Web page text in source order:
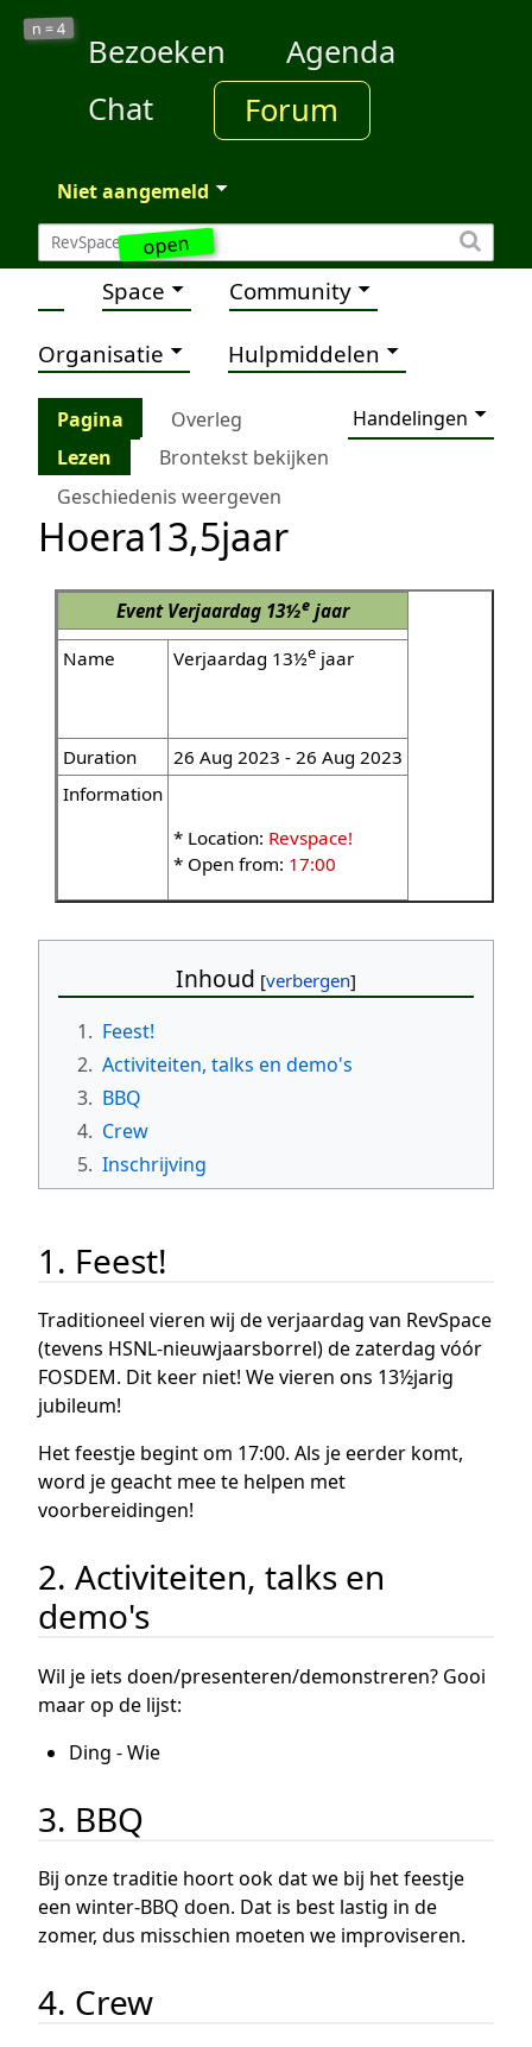
open
n =4
Bezoeken
Agenda
Chat
Forum
Niet aangemeld
Space Community
Organisatie Hulpmiddelen
Pagina Overleg
Handelingen
Lezen
Brontekst bekijken
Geschiedenis weergeven
Hoera13,5jaar
Event Verjaardag 13½e jaar
Name
Verjaardag 13½e jaar
Duration
26 Aug 2023 - 26 Aug 2023
Information
* Location: Revspace!
* Open from: 17:00
Inhoud
1. Feest!
2. Activiteiten, talks en demo's
3. BBQ
4. Crew
5. Inschrijving
1. Feest!
Traditioneel vieren wij de verjaardag van RevSpace
(tevens HSNL-nieuwjaarsborrel) de zaterdag vóór
FOSDEM. Dit keer niet! We vieren ons 13½jarig
jubileum!
Het feestje begint om 17:00. Als je eerder komt,
word je geacht mee te helpen met
voorbereidingen!
2. Activiteiten, talks en
demo's
Wil je iets doen/presenteren/demonstreren? Gooi
maar op de lijst:
Ding - Wie
3. BBQ
Bij onze traditie hoort ook dat we bij het feestje
een winter-BBQ doen. Dat is best lastig in de
zomer, dus misschien moeten we improviseren.
4. Crew